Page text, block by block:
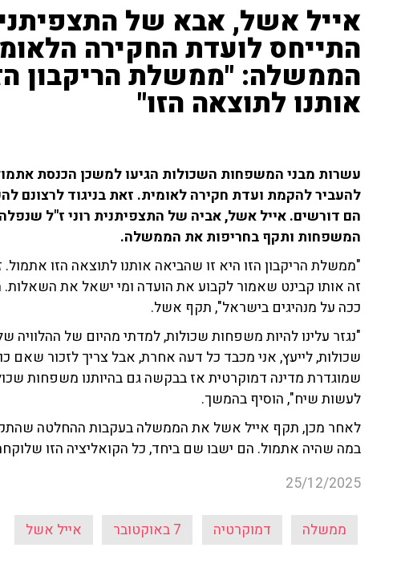
אייל אשל, אבא של
התייחס לועדת החקירה
הממשלה: "ממשלת הריקבון
אותנו לתוצאה הזו"
עשרות מבני המשפחות השכולות הגיעו למשכן הכנסת
להעביר להקמת ועדת חקירה לאומית. זאת בניגוד
המשפחות ותקף בחריפות את הממשלה.
זה אותו קבינט שאמור לקבוע את הועדה ומי ישאל את
ככה על מנהיגים בישראל", תקף אשל.
"נגזר עלינו להיות משפחות שכולות, למדתי מהיום של
שכולות, לייעץ, אני מכבד כל דעה אחרת, אבל צריך לזכור שאם
שמוגדרת מדינה דמוקרטית אז בבקשה גם בהיותנו משפחות
לעשות שיח", הוסיף בהמשך.
לאחר מכן, תקף אייל אשל את הממשלה בעקבות ההחלטה
במה שהיה אתמול. הם ישבו שם ביחד, כל הקואליציה הזו
25/12/2025
ממשלה דמוקרטיה 7 באוקטובר אייל אשל